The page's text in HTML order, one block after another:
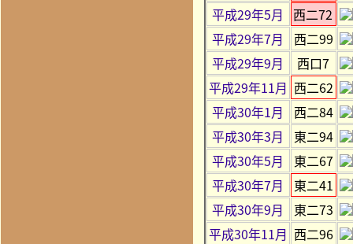
平成29年5月
西二72
平成29年7月
西二99
平成29年9月
西口7
平成29年11月 西二62
平成30年1月
西二84
平成30年3月
東二94
平成30年5月
東二67
平成30年7月
東二41
平成30年9月
東二73
平成30年11月 西二96